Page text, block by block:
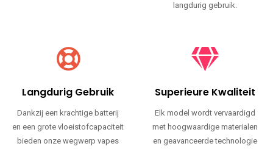
langdurig gebruik.
Langdurig Gebruik
Dankzij een krachtige batterij
en een grote vloeistofcapaciteit
bieden onze wegwerp vapes
Superieure Kwaliteit
Elk model wordt vervaardigd
met hoogwaardige materialen
en geavanceerde technologie